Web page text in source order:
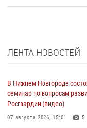
ЛЕНТА НОВОСТЕЙ
В Нижнем Новгороде
семинар по вопросам
Росгвардии (видео)
07 августа 2026, 15:01 5